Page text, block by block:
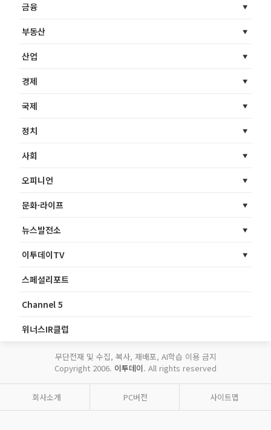
금융
부동산
산업
경제
국제
정치
사회
오피니언
문화·라이프
뉴스발전소
이투데이TV
스페셜리포트
Channel 5
위너스IR클럽
무단전재 및 수집, 복사, 재배포, AI학습 이용 금지
Copyright 2006. 이투데이. All rights reserved
회사소개 PC버전 사이트맵